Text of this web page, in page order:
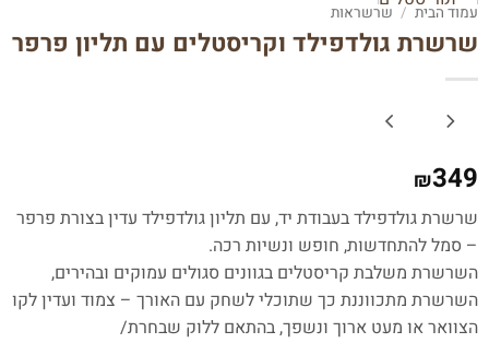
עמוד הבית / שרשראות
שרשרת גולדפילד וקריסטלים עם תליון פרפר
₪349
שרשרת גולדפילד בעבודת יד, עם תליון גולדפילד עדין בצורת פרפר
– סמל להתחדשות, חופש ונשיות רכה.
השרשרת משלבת קריסטלים בגוונים סגולים עמוקים ובהירים,
השרשרת מתכווננת כך שתוכלי לשחק עם האורך – צמוד ועדין לקו
הצוואר או מעט ארוך ונשפך, בהתאם ללוק שבחרת/